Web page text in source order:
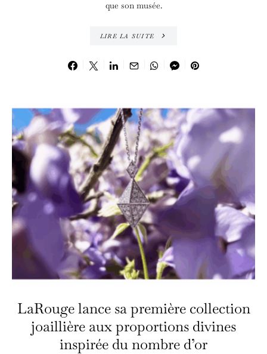
que son musée.
LIRE LA SUITE
LaRouge lance sa première collection
joaillière aux proportions divines
inspirée du nombre d’or